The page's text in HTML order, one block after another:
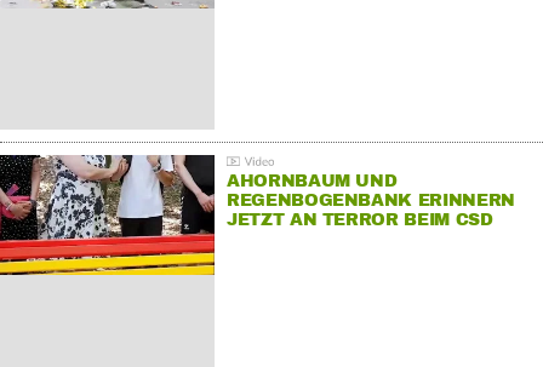
AHORNBAUM UND
REGENBOGENBANK ERINNERN
JETZT AN TERROR BEIM CSD